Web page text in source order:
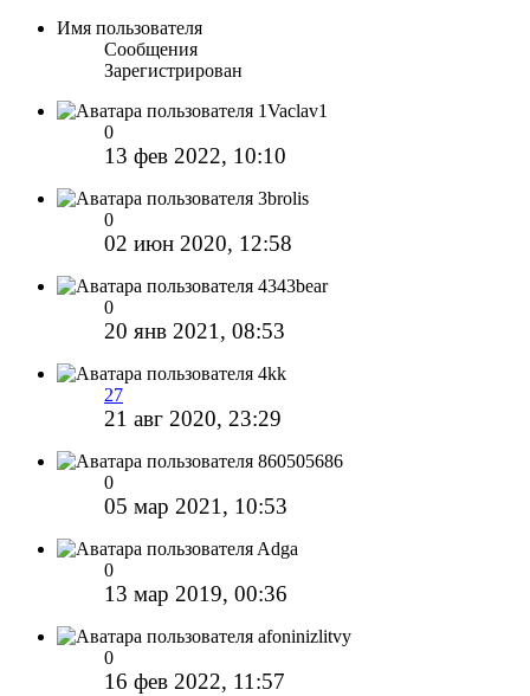
Имя пользователя
Сообщения
Зарегистрирован
1Vaclav1
0
13 фев 2022, 10:10
3brolis
0
02 июн 2020, 12:58
4343bear
0
20 янв 2021, 08:53
4kk
27
21 авг 2020, 23:29
860505686
0
05 мар 2021, 10:53
Adga
0
13 мар 2019, 00:36
afoninizlitvy
0
16 фев 2022, 11:57